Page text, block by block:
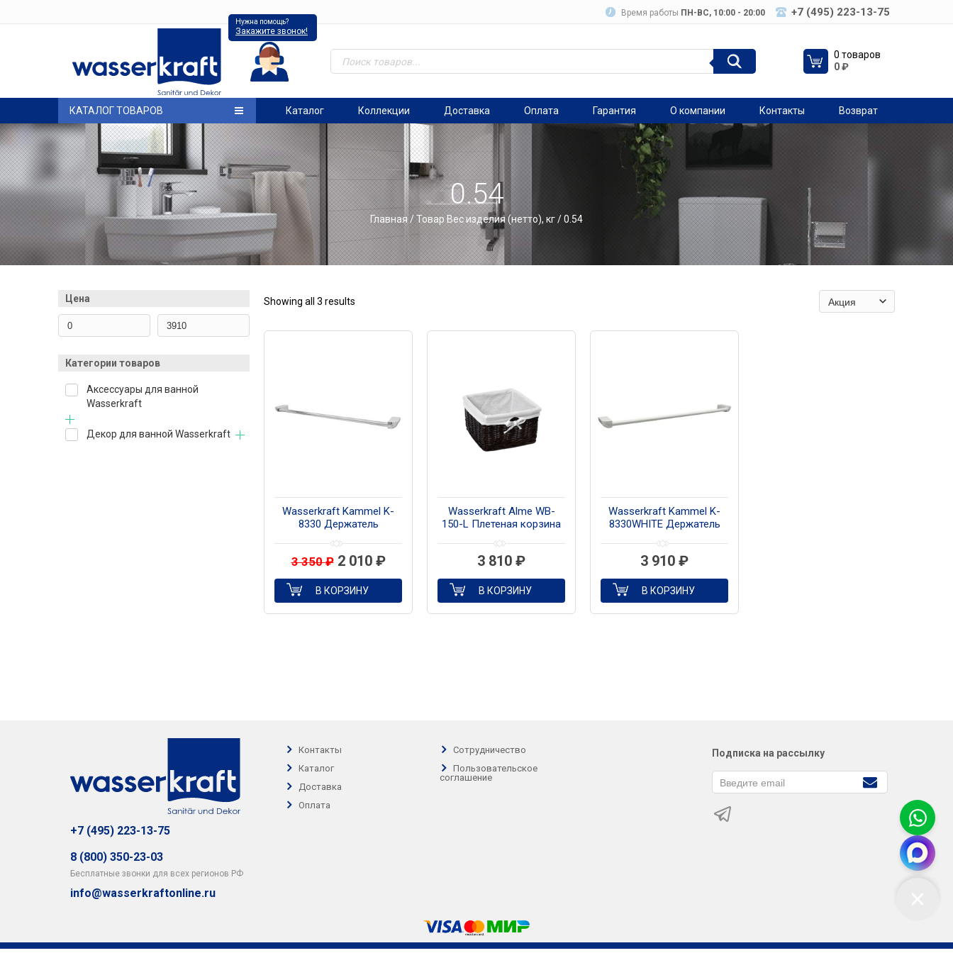
Время работы ПН-ВC, 10:00 - 20:00 +7 (495) 223-13-75
Нужна помощь?
Закажите звонок!
0 товаров
0₽
КАТАЛОГ ТОВАРОВ Каталог Коллекции Доставка Оплата Гарантия О компании Контакты Возврат
0.54
Главная / Товар Вес изделия (нетто), кг / 0.54
Цена
Категории товаров
Аксессуары для ванной
Wasserkraft
Декор для ванной Wasserkraft
Showing all 3 results
Wasserkraft Kammel K-
8330 Держатель
3 350₽ 2 010 ₽
В КОРЗИНУ
Wasserkraft Alme WB-
150-L Плетеная корзина
3 810 ₽
В КОРЗИНУ
Wasserkraft Kammel K-
8330WHITE Держатель
3 910 ₽
В КОРЗИНУ
+7 (495) 223-13-75
8 (800) 350-23-03
Бесплатные звонки для всех регионов РФ
info@wasserkraftonline.ru
Контакты
Каталог
Доставка
Оплата
Сотрудничество
Пользовательское
соглашение
Подписка на рассылку